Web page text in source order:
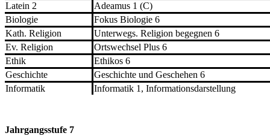
Latein 2
Adeamus 1 (C)
Biologie
Fokus Biologie 6
Kath. Religion
Unterwegs. Religion begegnen 6
Ev. Religion
Ortswechsel Plus 6
Ethik
Ethikos 6
Geschichte
Geschichte und Geschehen 6
Informatik
Informatik 1, Informationsdarstellung
Jahrgangsstufe 7